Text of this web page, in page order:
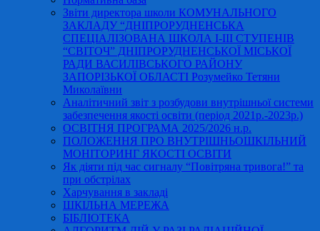
Звіти директора школи КОМУНАЛЬНОГО
ЗАКЛАДУ “ДНІПРОРУДНЕНСЬКА
СПЕЦІАЛІЗОВАНА ШКОЛА І-ІІІ СТУПЕНІВ
“СВІТОЧ” ДНІПРОРУДНЕНСЬКОЇ МІСЬКОЇ
РАДИ ВАСИЛІВСЬКОГО РАЙОНУ
ЗАПОРІЗЬКОЇ ОБЛАСТІ Розумейко Тетяни
Миколаївни
Аналітичний звіт з розбудови внутрішньої системи
забезпечення якості освіти (період 2021р.-2023р.)
ОСВІТНЯ ПРОГРАМА 2025/2026 н.р.
ПОЛОЖЕННЯ ПРО ВНУТРІШНЬОШКІЛЬНИЙ
МОНІТОРИНГ ЯКОСТІ ОСВІТИ
Як діяти під час сигналу “Повітряна тривога!” та
при обстрілах
Харчування в закладі
ШКІЛЬНА МЕРЕЖА
БІБЛІОТЕКА